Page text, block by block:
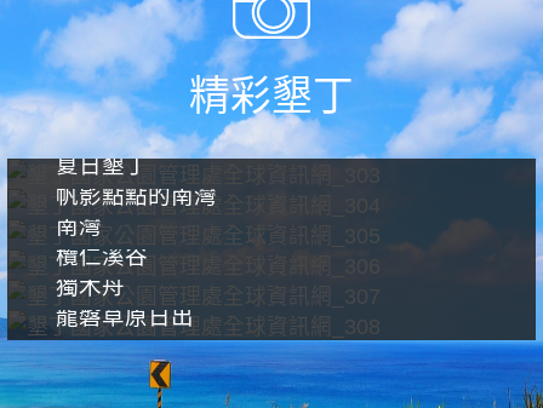
精彩墾丁
夏日墾丁
帆影點點的南灣
南灣
欖仁溪谷
獨木舟
龍磐草原日出